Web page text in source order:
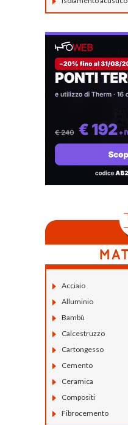
Acciaio
Alluminio
Bambù
Calcestruzzo
Cartongesso
Cemento
Ceramica
Compositi
Fibrocemento